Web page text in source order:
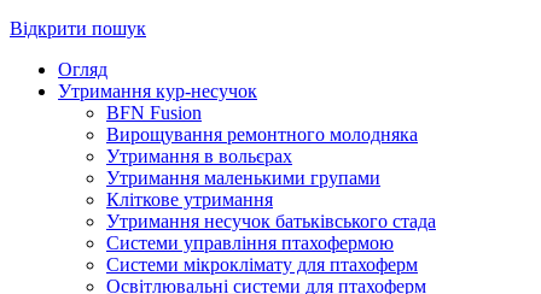
Відкрити пошук
Огляд
Утримання кур-несучок
BFN Fusion
Вирощування ремонтного молодняка
Утримання в вольєрах
Утримання маленькими групами
Кліткове утримання
Утримання несучок батьківського стада
Системи управління птахофермою
Системи мікроклімату для птахоферм
Освітлювальні системи для птахоферм